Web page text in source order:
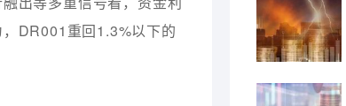
DR001重回1.3%以下的